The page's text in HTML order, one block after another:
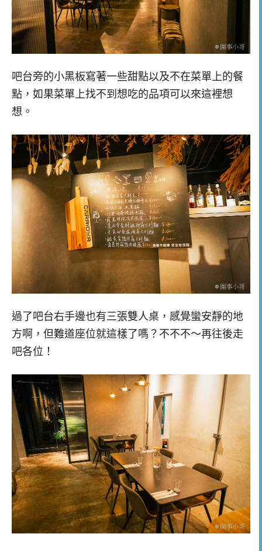
吧台旁的小黑板寫著一些甜點以及不在菜單上的餐
點，如果菜單上找不到想吃的品項可以來這裡想
想。
過了吧台右手邊也有三張雙人桌，感覺蠻安靜的地
方啊，但難道座位就這樣了嗎？不不不～再往後走
吧各位！